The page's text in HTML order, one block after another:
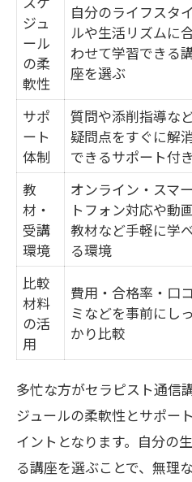
ジュ
ール
の柔
軟性
自分のライフスタイ
ルや生活リズムに
わせて学習できる
座を選ぶ
サポ
ート
体制
質問や添削指導な
疑問点をすぐに解
できるサポート付き
教
材・
受講
環境
オンライン・スマー
トフォン対応や動
教材など手軽に学
る環境
比較
材料
の活
用
費用・合格率・口コ
ミなどを事前にしっ
かり比較
多忙な方がセラピスト通信
ジュールの柔軟性とサポー
イントとなります。自分の
る講座を選ぶことで、無理